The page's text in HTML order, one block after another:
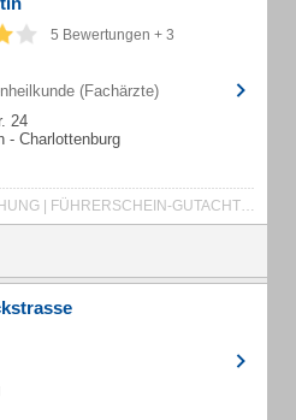
5 Bewertungen + 3
(Fachärzte)
24
- Charlottenburg
ANOMALOSKOP-UNTERSUCHUNG | FÜHRERSCHEIN-GUTACHTEN | G37 | HAUSBESUCHE | KINDERAUGENHEILKUNDE | KONTAKTLINSEN ANPASSUNG | LID-CHIRURGIE | NYKTOMETER-UNTERSUCHUNG | PACHYMETRIE | SCHIELKINDER